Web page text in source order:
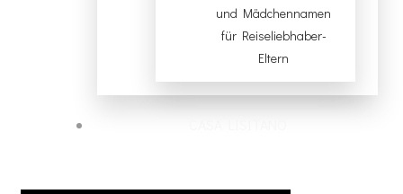
und Mädchennamen
für Reiseliebhaber-
Eltern